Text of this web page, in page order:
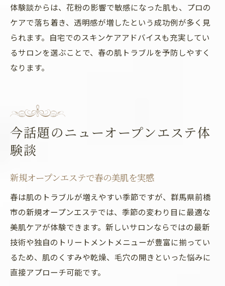
体験談からは、花粉の影響で敏感になった肌も、プロの
ケアで落ち着き、透明感が増したという成功例が多く見
られます。自宅でのスキンケアアドバイスも充実してい
るサロンを選ぶことで、春の肌トラブルを予防しやすく
なります。
今話題のニューオープンエステ体
験談
新規オープンエステで春の美肌を実感
春は肌のトラブルが増えやすい季節ですが、群馬県前橋
市の新規オープンエステでは、季節の変わり目に最適な
美肌ケアが体験できます。新しいサロンならではの最新
技術や独自のトリートメントメニューが豊富に揃ってい
るため、肌のくすみや乾燥、毛穴の開きといった悩みに
直接アプローチ可能です。